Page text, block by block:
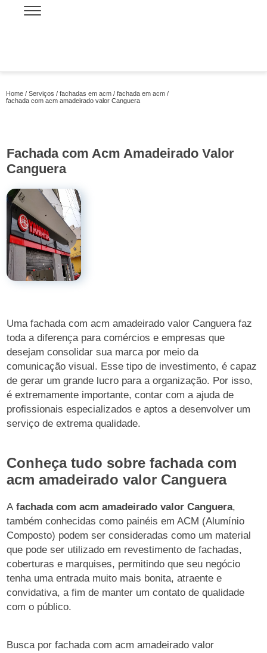
Home Serviços fachadas em acm
fachada em acm
fachada com acm amadeirado valor Canguera
Fachada com Acm Amadeirado Valor
Canguera
Uma fachada com acm amadeirado valor Canguera faz
toda a diferença para comércios e empresas que
desejam consolidar sua marca por meio da
comunicação visual. Esse tipo de investimento, é capaz
de gerar um grande lucro para a organização. Por isso,
é extremamente importante, contar com a ajuda de
profissionais especializados e aptos a desenvolver um
serviço de extrema qualidade.
Conheça tudo sobre fachada com
acm amadeirado valor Canguera
A fachada com acm amadeirado valor Canguera,
também conhecidas como painéis em ACM (Alumínio
Composto) podem ser consideradas como um material
que pode ser utilizado em revestimento de fachadas,
coberturas e marquises, permitindo que seu negócio
tenha uma entrada muito mais bonita, atraente e
convidativa, a fim de manter um contato de qualidade
com o público.
Busca por fachada com acm amadeirado valor